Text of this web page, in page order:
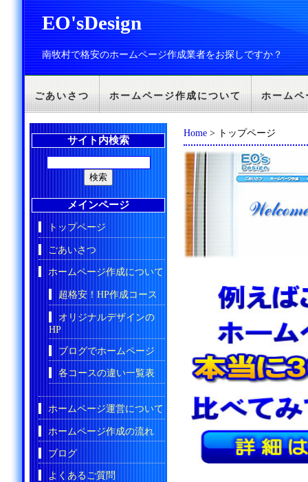
EO'sDesign
南牧村で格安のホームページ作成業者をお探しですか？
ごあいさつ ホームページ作成について ホームペ
Home > トップページ
サイト内検索
メインページ
トップページ
ごあいさつ
ホームページ作成について
超格安！HP作成コース
オリジナルデザインの
HP
ブログでホームページ
各コースの違い一覧表
ホームページ運営について
ホームページ作成の流れ
ブログ
よくあるご質問